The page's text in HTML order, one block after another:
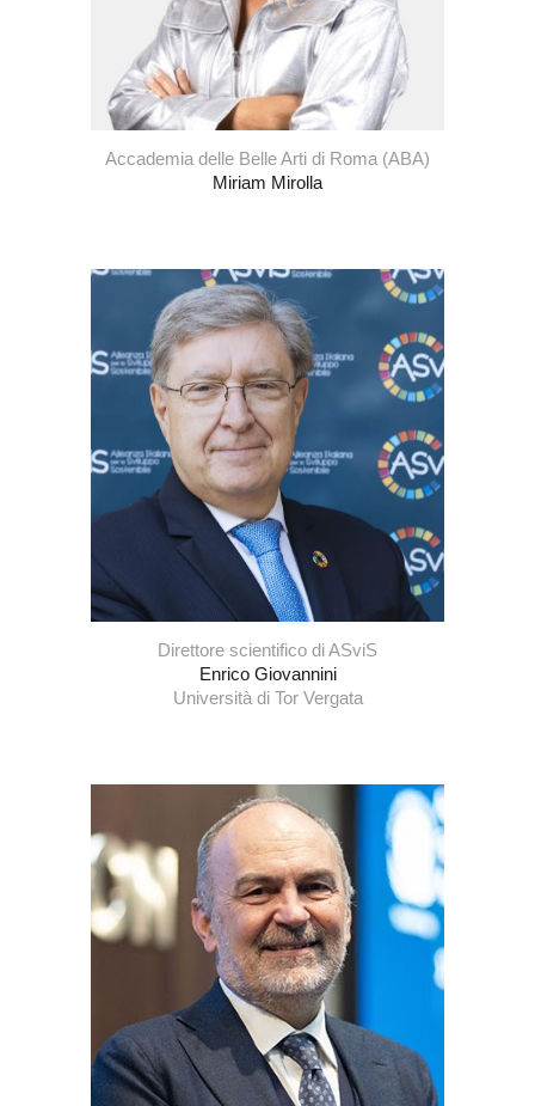
Accademia delle Belle Arti di Roma (ABA)
Miriam Mirolla
Direttore scientifico diASviS
Enrico Giovannini
Università di Tor Vergata